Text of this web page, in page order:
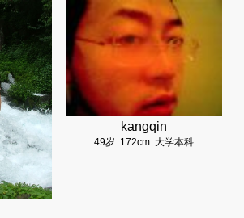
kangqin
49岁 172cm 大学本科